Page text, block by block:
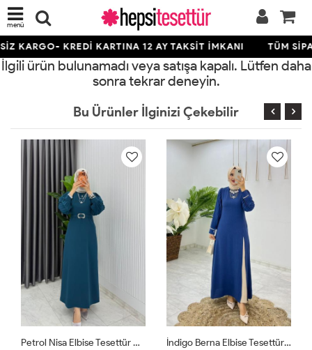
menü
KARGO- KREDİ KARTINA 12 AY TAKSİT İMKANI TÜM
İlgili ürün bulunamadı veya satışa kapalı. Lütfen daha
sonra tekrar deneyin.
Bu Ürünler İlginizi Çekebilir
Petrol Nisa Elbise Tesettür Giyim İndigo Berna Elbise Tesettür Giyim